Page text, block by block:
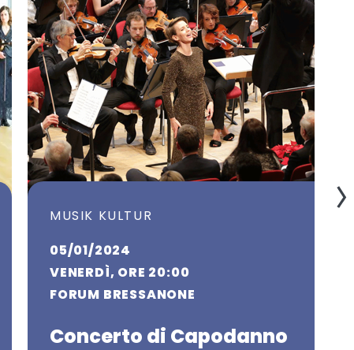
MUSIK KULTUR
05/01/2024
VENERDÌ, ORE 20:00
FORUM BRESSANONE
Concerto di Capodanno